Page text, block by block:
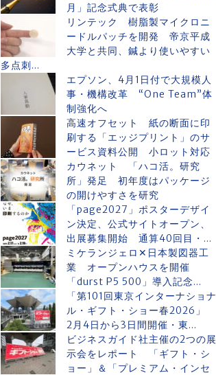
月」記念式典で表彰
リンテック 樹脂製マイクロニ
ードルパッチを開発 帝京平成
大学と共同、鍼より使いやすい
多点刺...
エプソン、4月1日付で大規模人
事・機構改革 “One Team”体
制強化へ
高速オフセット 紙の断面に印
刷する「エッジプリント」のサ
ービス資料公開 小ロット対応
カウネット 「ハコ活。研究
所」発足 初年度はパッケージ
の開けやすさを研究
「page2027」ポスターデザイ
ン決定、公式サイトオープン、
出展募集開始 通算40回目・...
ミケランジェロ✕日本製図器工
業 オープンハウスを開催
「durst P5 500」導入記念...
「第101回東京インターナショナ
ル・ギフト・ショー春2026」
2月4日から3日間開催・東...
ビジネスガイド社主催の2つの展
示会をレポート 「ギフト・シ
ョー」＆「プレミアム・インセ